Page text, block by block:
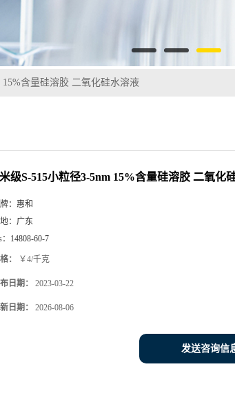
15%含量硅溶胶 二氧化硅水溶液
级S-515小粒径3-5nm 15%含量硅溶胶 二氧化
： 惠和
： 广东
14808-60-7
： ￥4/千克
日期： 2023-03-22
日期： 2026-08-06
发送咨询信